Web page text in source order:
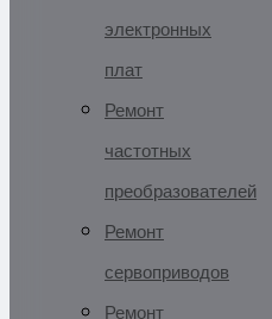
электронных
плат
Ремонт
частотных
преобразователей
Ремонт
сервоприводов
Ремонт